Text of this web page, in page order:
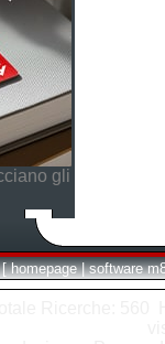
gli
[ homepage | software